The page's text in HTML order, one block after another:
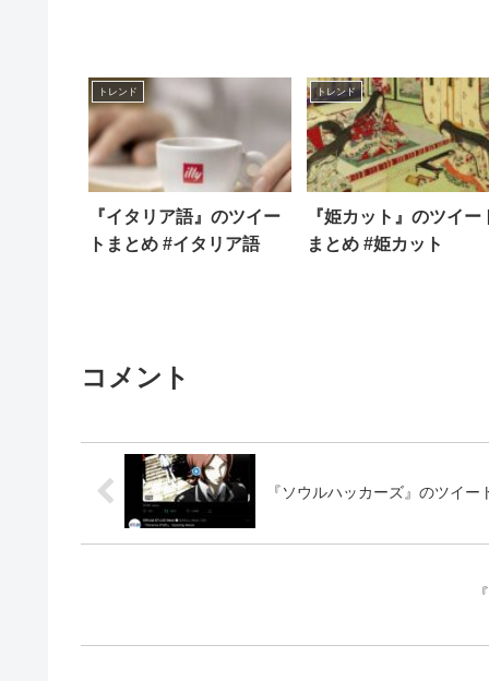
トレンド
『イタリア語』のツイー
トまとめ #イタリア語
トレンド
『姫カット』のツイー
まとめ #姫カット
コメント
『ソウルハッカーズ』のツイ